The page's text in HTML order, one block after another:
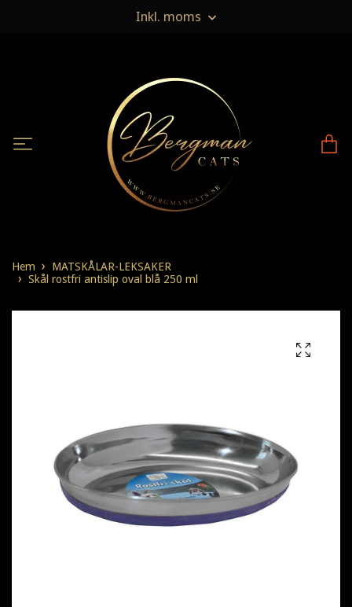
Inkl. moms
Hem
MATSKÅLAR-LEKSAKER
Skål rostfri antislip oval blå 250 ml